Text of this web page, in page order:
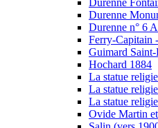
Durenne
Durenne n° 6
Ferry-Capitain
Guimard
Hochard 1884
La statue
La statue
La statue
Ovide Martin